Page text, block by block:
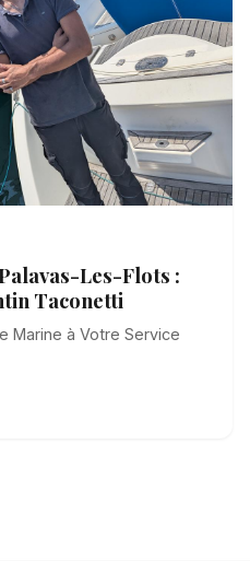
Les-Flots :
Taconetti
Marine à Votre Service